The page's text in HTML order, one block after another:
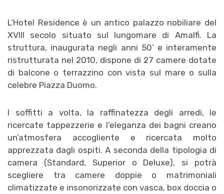
L’Hotel Residence è un antico palazzo nobiliare del
XVIII secolo situato sul lungomare di Amalfi. La
struttura, inaugurata negli anni 50’ e interamente
ristrutturata nel 2010, dispone di 27 camere dotate
di balcone o terrazzino con vista sul mare o sulla
celebre Piazza Duomo.
I soffitti a volta, la raffinatezza degli arredi, le
ricercate tappezzerie e l’eleganza dei bagni creano
un’atmosfera accogliente e ricercata molto
apprezzata dagli ospiti. A seconda della tipologia di
camera (Standard, Superior o Deluxe), si potrà
scegliere tra camere doppie o matrimoniali
climatizzate e insonorizzate con vasca, box doccia o